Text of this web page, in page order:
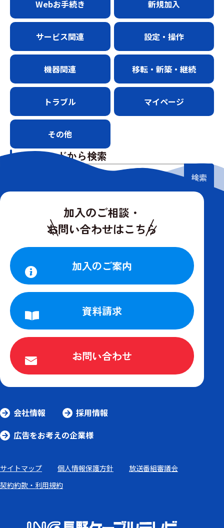
Webお手続き 新規加入
サービス関連 設定・操作
機器関連 移転・新築・継続
トラブル マイページ
その他
キーワードから検索
検索
加入のご相談・
お問い合わせはこちら
加入のご案内
資料請求
お問い合わせ
会社情報
採用情報
広告をお考えの企業様
サイトマップ 個人情報保護方針
放送番組審議会
契約約款・利用規約